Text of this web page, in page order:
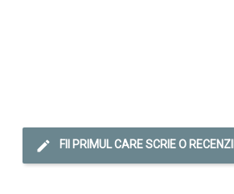
FII PRIMUL CARE SCRIE O